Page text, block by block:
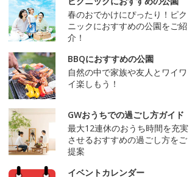
春のおでかけにぴったり！ピク
ニックにおすすめの公園をご紹
介！
BBQにおすすめの公園
自然の中で家族や友人とワイワ
イ楽しもう！
GWおうちでの過ごし方ガイド
最大12連休のおうち時間を充実
させるおすすめの過ごし方をご
提案
イベントカレンダー